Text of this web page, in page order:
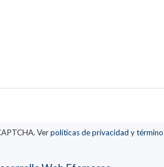
Verpolíticas de privacidad y